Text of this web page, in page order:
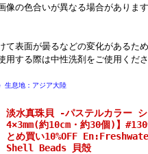
の色合いが異なる場合があります
て表面が曇るなどの変化があるた
する際は中性洗剤をご使用くださ
生息地：アジア大陸
淡水真珠貝 -パステルカラー
4×3mm(約10cm・約30個)】
とめ買い10%OFF
Shell Beads 貝殻